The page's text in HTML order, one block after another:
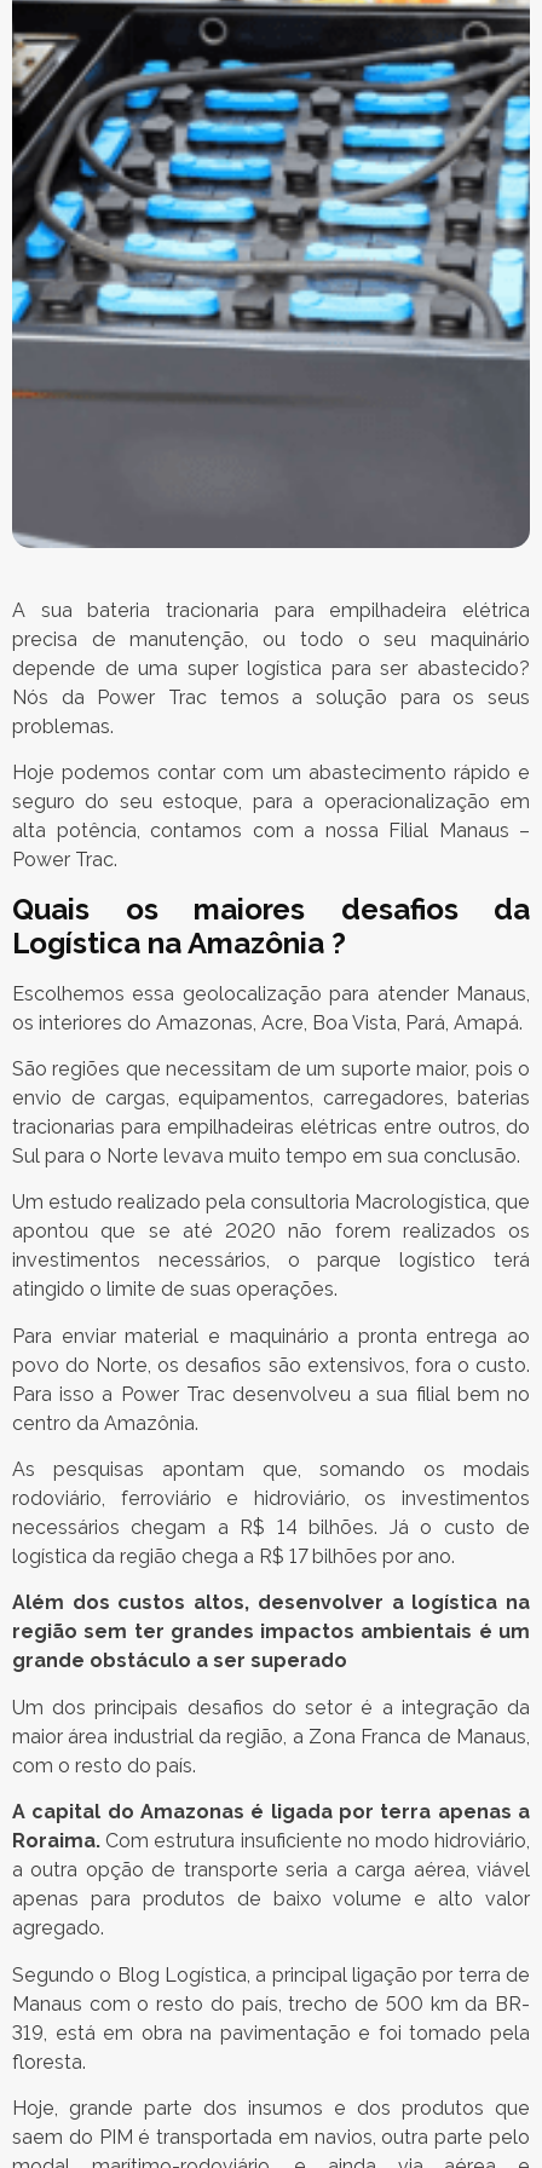
A sua bateria tracionaria para empilhadeira elétrica
precisa de manutenção, ou todo o seu maquinário
depende de uma super logística para ser abastecido?
Nós da Power Trac temos a solução para os seus
problemas.
Hoje podemos contar com um abastecimento rápido e
seguro do seu estoque, para a operacionalização em
alta potência, contamos com a nossa Filial Manaus –
Power Trac.
Quais os maiores desafios da
Logística na Amazônia ?
Escolhemos essa geolocalização para atender Manaus,
os interiores do Amazonas, Acre, Boa Vista, Pará, Amapá.
São regiões que necessitam de um suporte maior, pois o
envio de cargas, equipamentos, carregadores, baterias
tracionarias para empilhadeiras elétricas entre outros, do
Sul para o Norte levava muito tempo em sua conclusão.
Um estudo realizado pela consultoria Macrologística, que
apontou que se até 2020 não forem realizados os
investimentos necessários, o parque logístico terá
atingido o limite de suas operações.
Para enviar material e maquinário a pronta entrega ao
povo do Norte, os desafios são extensivos, fora o custo.
Para isso a Power Trac desenvolveu a sua filial bem no
centro da Amazônia.
As pesquisas apontam que, somando os modais
rodoviário, ferroviário e hidroviário, os investimentos
necessários chegam a R$ 14 bilhões. Já o custo de
logística da região chega a R$ 17 bilhões por ano.
Além dos custos altos, desenvolver a logística na
região sem ter grandes impactos ambientais é um
grande obstáculo a ser superado
Um dos principais desafios do setor é a integração da
maior área industrial da região, a Zona Franca de Manaus,
com o resto do país.
A capital do Amazonas é ligada por terra apenas a
Roraima. Com estrutura insuficiente no modo hidroviário,
a outra opção de transporte seria a carga aérea, viável
apenas para produtos de baixo volume e alto valor
agregado.
Segundo o Blog Logística, a principal ligação por terra de
Manaus com o resto do país, trecho de 500 km da BR-
319, está em obra na pavimentação e foi tomado pela
floresta.
Hoje, grande parte dos insumos e dos produtos que
saem do PIM é transportada em navios, outra parte pelo